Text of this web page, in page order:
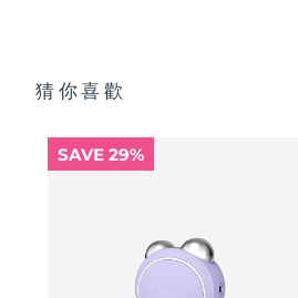
猜你喜歡
SAVE 29%